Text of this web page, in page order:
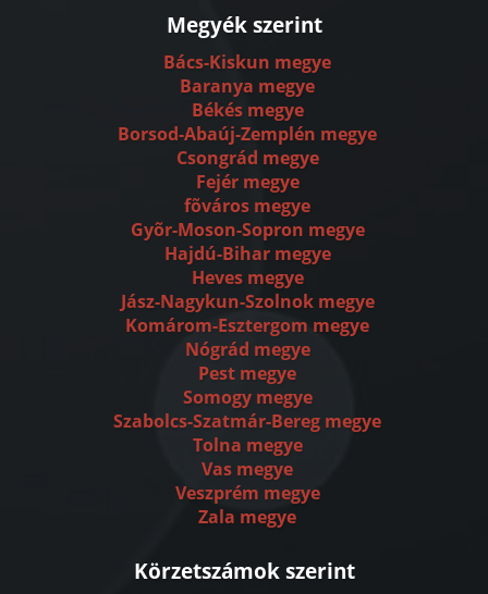
Megyék szerint
Bács-Kiskun megye
Baranya megye
Békés megye
Borsod-Abaúj-Zemplén megye
Csongrád megye
Fejér megye
fõváros megye
Gyõr-Moson-Sopron megye
Hajdú-Bihar megye
Heves megye
Jász-Nagykun-Szolnok megye
Komárom-Esztergom megye
Nógrád megye
Pest megye
Somogy megye
Szabolcs-Szatmár-Bereg megye
Tolna megye
Vas megye
Veszprém megye
Zala megye
Körzetszámok szerint